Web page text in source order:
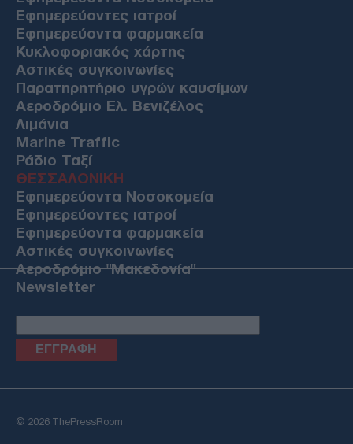
Εφημερεύοντες ιατροί
Εφημερεύοντα φαρμακεία
Κυκλοφοριακός χάρτης
Αστικές συγκοινωνίες
Παρατηρητήριο υγρών καυσίμων
Αεροδρόμιο Ελ. Βενιζέλος
Λιμάνια
Marine Traffic
Ράδιο Ταξί
ΘΕΣΣΑΛΟΝΙΚΗ
Εφημερεύοντα Νοσοκομεία
Εφημερεύοντες ιατροί
Εφημερεύοντα φαρμακεία
Αστικές συγκοινωνίες
Αεροδρόμιο "Μακεδονία"
Newsletter
Email
© 2026 ThePressRoom